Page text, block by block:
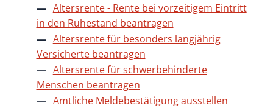
Altersrente - Rente bei vorzeitigem Eintritt
in den Ruhestand beantragen
Altersrente für besonders langjährig
Versicherte beantragen
Altersrente für schwerbehinderte
Menschen beantragen
Amtliche Meldebestätigung ausstellen